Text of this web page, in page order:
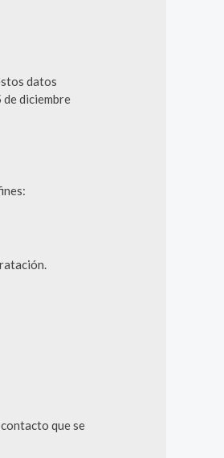
datos
diciembre
que se